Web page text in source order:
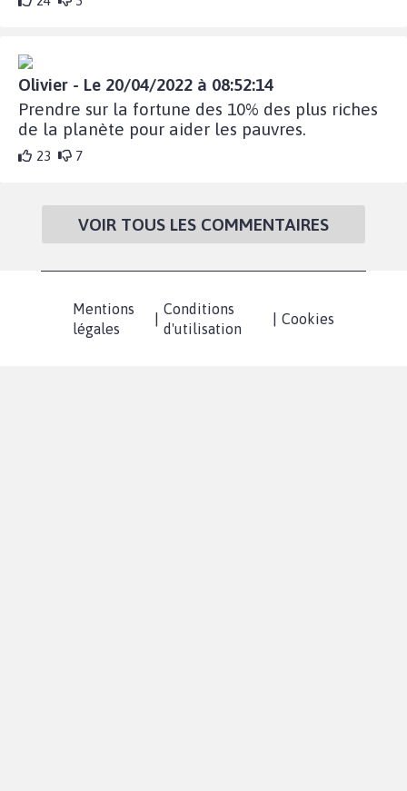
Olivier - Le 20/04/2022 à 08:52:14
Prendre sur la fortune des 10% des plus riches
de la planète pour aider les pauvres.
23 7
VOIR TOUS LES COMMENTAIRES
Mentions
légales
Conditions
d'utilisation
Cookies